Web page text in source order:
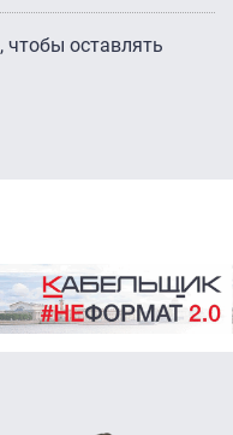
, чтобы оставлять